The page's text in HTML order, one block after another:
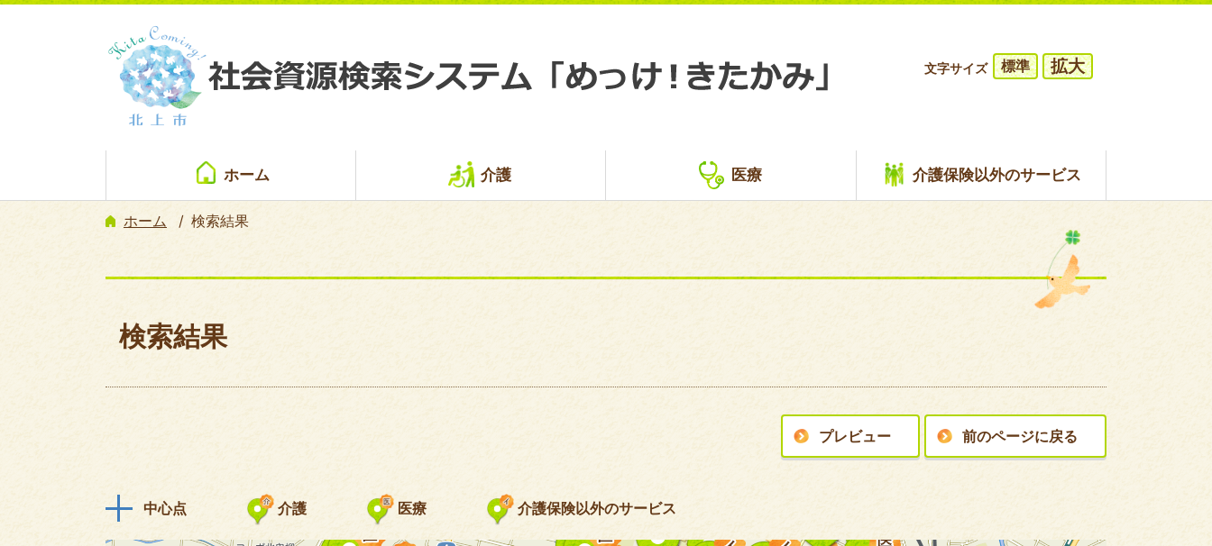
文字サイズ 標準 拡大
ホーム 介護 医療 介護保険以外のサービス
ホーム 検索結果
検索結果
プレビュー 前のページに戻る
中心点 介護 医療 介護保険以外のサービス